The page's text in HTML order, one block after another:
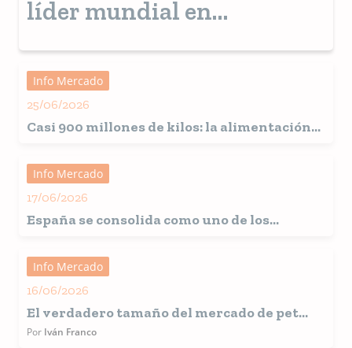
líder mundial en
para sólidos a granel
Info Mercado
25/06/2026
Casi 900 millones de kilos: la alimentación
España
Info Mercado
17/06/2026
Españase consolida como uno de los
alimentación de mascotas
Info Mercado
16/06/2026
El verdadero tamaño del mercado de pet
food América Latina
Por Iván Franco